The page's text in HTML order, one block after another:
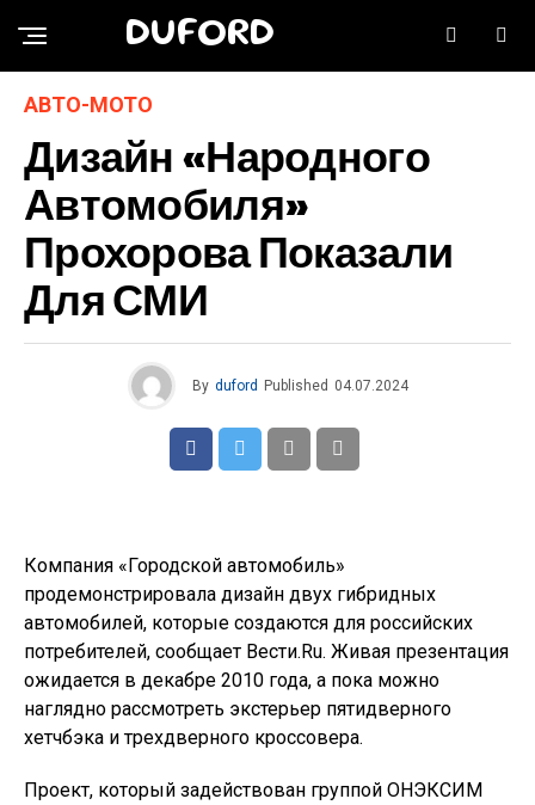
DUFORD
АВТО-МОТО
Дизайн «народного
Автомобиля»
Прохорова Показали
Для СМИ
By duford Published 04.07.2024
Компания «Городской автомобиль»
продемонстрировала дизайн двух гибридных
автомобилей, которые создаются для российских
потребителей, сообщает Вести.Ru. Живая презентация
ожидается в декабре 2010 года, а пока можно
наглядно рассмотреть экстерьер пятидверного
хетчбэка и трехдверного кроссовера.
Проект, который задействован группой ОНЭКСИМ